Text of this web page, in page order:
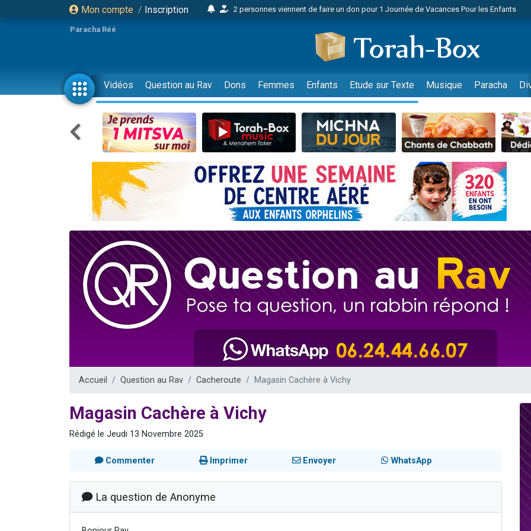
Mon compte / Inscription
2 personnes viennent de faire un don pour 1 Journée de Vacances Pour les Enfants
4 personnes viennent de nous rejoindre sur WhatsApp
Il reste 49 places pour étudier en groupe sur Zoom
23 personnes viennent de faire un don pour Diane, 80 ans, dans un appartement
Eva vient de donner son Maasser
4 personnes viennent de nous rejoindre sur WhatsApp
3 personnes viennent de nous rejoindre sur WhatsApp
3 personnes viennent de faire un don pour 5 jours de vacances aux Orphelins
Odaya vient de donner son Maasser
2 personnes viennent de nous rejoindre sur WhatsApp
13 personnes viennent de demander une bénédiction
12 nouvelles musiques dans Torah-Box Music
30 personnes viennent de faire un don pour Sauvez la jambe de Yohan
Il reste 49 places pour étudier en groupe sur Zoom
3 personnes viennent de nous rejoindre sur WhatsApp
3 personnes viennent de nous rejoindre sur WhatsApp
2 nouvelles musiques dans Torah-Box Music
4 personnes viennent de faire un don pour Reloger Rivka, 6 enfants, victime de
Paracha Réé
Vidéos Question au Rav Dons Femmes Enfants Etude sur Texte Musique Paracha
Accueil Question au Rav Cacheroute Magasin Cachère à Vichy
Magasin Cachère à Vichy
Rédigé le Jeudi 13 Novembre 2025
Commenter Imprimer Envoyer WhatsApp
La question de Anonyme